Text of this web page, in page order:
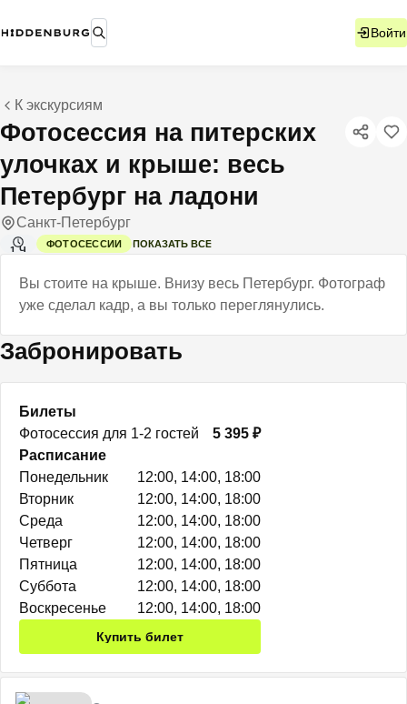
Войти
К экскурсиям
Фотосессия на питерских
улочках и крыше: весь
Петербург на ладони
Санкт-Петербург
1 Ч
ФОТОСЕССИИ ПОКАЗАТЬ ВСЕ
Вы стоите на крыше. Внизу весь Петербург. Фотограф
уже сделал кадр, а вы только переглянулись.
Забронировать
Билеты
Фотосессия для 1-2 гостей
5 395 ₽
Расписание
Понедельник
12:00, 14:00, 18:00
Вторник
12:00, 14:00, 18:00
Среда
12:00, 14:00, 18:00
Четверг
12:00, 14:00, 18:00
Пятница
12:00, 14:00, 18:00
Суббота
12:00, 14:00, 18:00
Воскресенье
12:00, 14:00, 18:00
Купить билет